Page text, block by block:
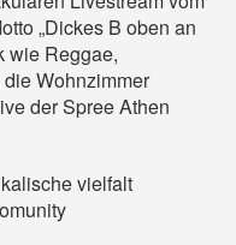
„Dickes B oben an
wie Reggae,
Wohnzimmer
der Spree Athen
vielfalt